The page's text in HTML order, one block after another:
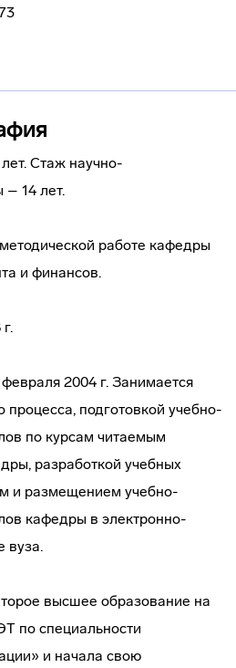
Стаж научно-
– 14 лет.
работе кафедры
и финансов.
2004 г. Занимается
процесса, подготовкой учебно-
по курсам читаемым
разработкой учебных
и размещением учебно-
кафедры в электронно-
вуза.
высшее образование на
по специальности
и начала свою